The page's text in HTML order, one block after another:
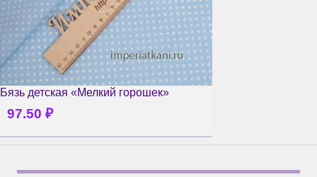
Бязь детская «Мелкий горошек»
97.50 ₽